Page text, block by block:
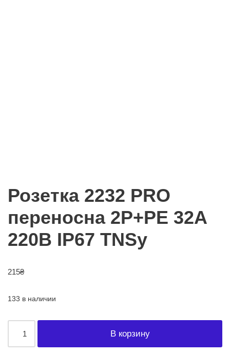
Розетка 2232 PRO
переносна 2Р+PЕ 32А
220В IP67 TNSy
215₴
133 в наличии
В корзину